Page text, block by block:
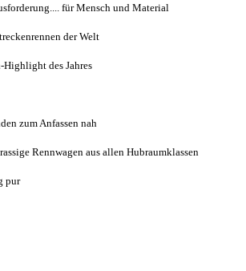
für Mensch und Material
der Welt
Highlight des Jahres
zum Anfassen nah
Rennwagen aus allen Hubraumklassen
pur